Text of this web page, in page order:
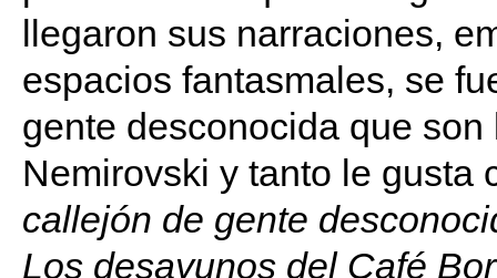
llegaron sus narraciones,
espacios fantasmales, se
gente desconocida que
Nemirovski y tanto le
callejón de gente
Los desayunos del Café